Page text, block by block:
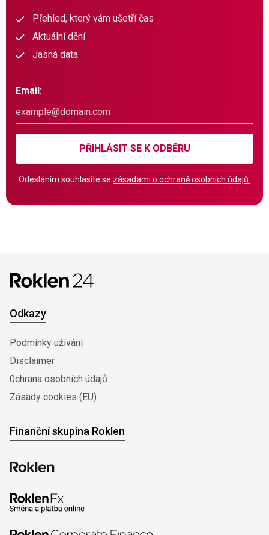
Přehled, který vám ušetří čas
Aktuální dění
Jasná data
Email:
PŘIHLÁSIT SE K ODBĚRU
Odesláním souhlasíte se zásadami o ochraně osobních údajů.
Odkazy
Podmínky užívání
Disclaimer
0chrana osobních údajů
Zásady cookies (EU)
Finanční skupina Roklen